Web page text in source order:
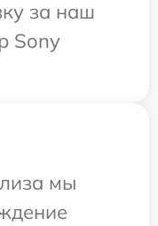
за наш
Sony
мы